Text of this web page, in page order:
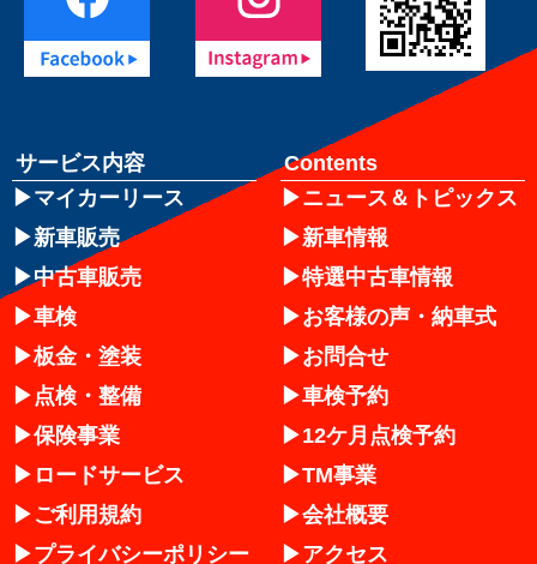
サービス内容
マイカーリース
新車販売
中古車販売
車検
板金・塗装
点検・整備
保険事業
ロードサービス
ご利用規約
プライバシーポリシー
Contents
ニュース＆トピックス
新車情報
特選中古車情報
お客様の声・納車式
お問合せ
車検予約
12ケ月点検予約
TM事業
会社概要
アクセス